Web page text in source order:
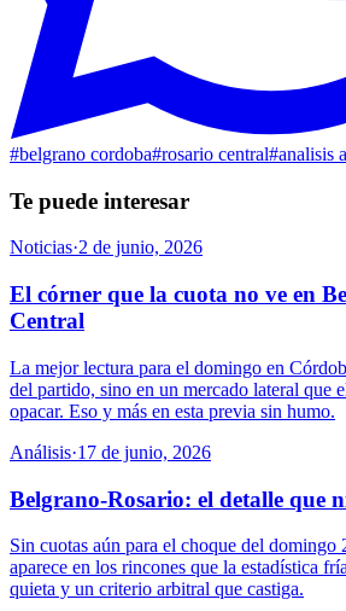
#belgrano cordoba#rosario central#analisis
Te puede interesar
Noticias·2 de junio, 2026
El córner que la cuota no ve en
Central
La mejor lectura para el domingo en
del partido, sino en un mercado lateral que
opacar. Eso y más en esta previa sin humo.
Análisis·17 de junio, 2026
Belgrano-Rosario: el detalle que
Sin cuotas aún para el choque del
aparece en los rincones que la estadística
quieta y un criterio arbitral que castiga.